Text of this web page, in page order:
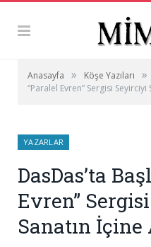
Anasayfa » Köşe Yazıları »
“Paralel Evren” Sergisi Seyirciyi
YAZARLAR
DasDas’ta
Evren”
Sanatın İçine